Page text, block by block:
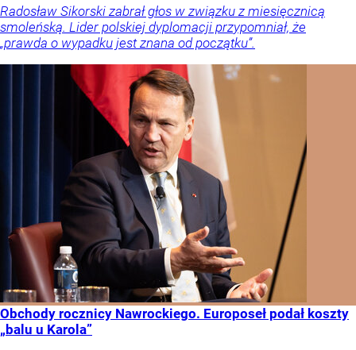
Radosław Sikorski zabrał głos w związku z miesięcznicą
smoleńską. Lider polskiej dyplomacji przypomniał, że
„prawda o wypadku jest znana od początku”.
Obchody rocznicy Nawrockiego. Europoseł podał koszty
„balu u Karola”